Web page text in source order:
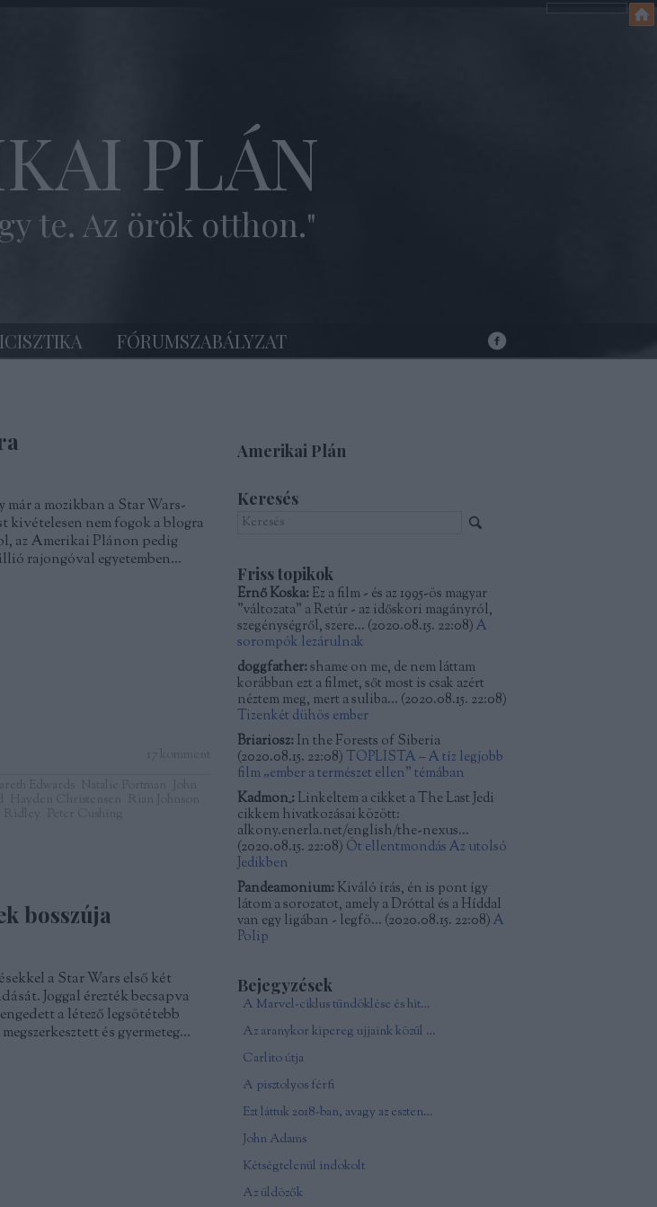
PLÁN
te. Az örök otthon."
FÓRUMSZABÁLYZAT
a mozikban a Star Wars-
kivételesen nem fogok a blogra
az Amerikai Plánon pedig
rajongóval egyetemben…
bosszúja
a Star Wars első két
Joggal érezték becsapva
a létező legsötétebb
és gyermeteg…
Amerikai Plán
Keresés
Friss topikok
Ernő Koska:Ez a film - és az 1995-ös magyar
"változata" a Retúr - az időskori magányról,
szegénységről, szere... (2020.08.15. 22:08)A
sorompók lezárulnak
doggfather:shame on me, de nem láttam
korábban ezt a filmet, sőt most is csak azért
néztem meg, mert a suliba... (2020.08.15. 22:08)
Tizenkét dühös ember
Briariosz:In the Forests of Siberia
(2020.08.15. 22:08)TOPLISTA – A tíz legjobb
film „ember a természet ellen” témában
Kadmon_:Linkeltem a cikket a The Last Jedi
cikkem hivatkozásai között:
alkony.enerla.net/english/the-nexus...
(2020.08.15. 22:08) Öt ellentmondás Az utolsó
Jedikben
Pandeamonium:Kiváló írás, én is pont így
látom a sorozatot, amely a Dróttal és a Híddal
van egy ligában - legfö... (2020.08.15. 22:08)A
Polip
Bejegyzések
A Marvel-ciklus tündöklése és hitványsága
Az aranykor kipereg ujjaink közül - In memoriam Andy Vajna
Carlito útja
A pisztolyos férfi
Ezt láttuk 2018-ban, avagy az esztendő csúcsfilmjei
John Adams
Kétségtelenül indokolt
Az üldözők